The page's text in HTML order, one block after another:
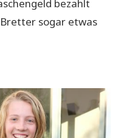
bezahlt
sogar etwas